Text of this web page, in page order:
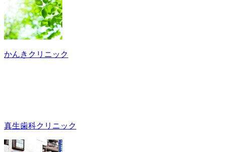
かんきクリニック
真生歯科クリニック